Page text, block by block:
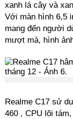
xanh lá cây và
Với màn hình 6,5
mang đến người
mượt mà, hình
Realme C17 sử
460 , CPU lõi